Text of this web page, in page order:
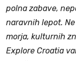
polna zabave,
naravnih lepot.
morja, kulturnih
Explore Croatia